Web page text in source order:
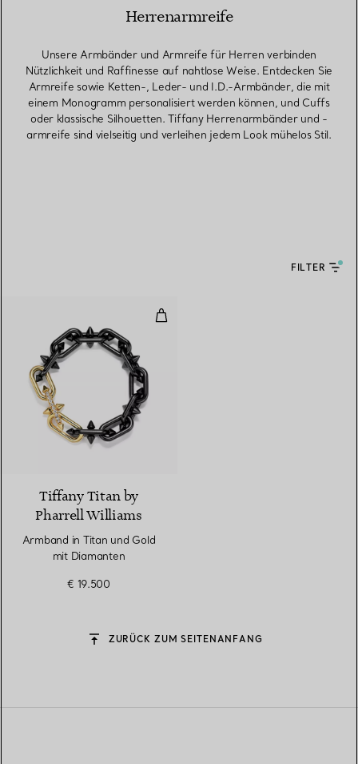
Herrenarmreife
Unsere Armbänder und Armreife für Herren verbinden
Nützlichkeit und Raffinesse auf nahtlose Weise. Entdecken Sie
Armreife sowie Ketten-, Leder- und I.D.-Armbänder, die mit
einem Monogramm personalisiert werden können, und Cuffs
oder klassische Silhouetten. Tiffany Herrenarmbänder und -
armreife sind vielseitig und verleihen jedem Look mühelos Stil.
FILTER
Armband in Titan und Gold mit
Tiffany Titan by
Pharrell Williams
Armband in Titan und Gold
mit Diamanten
€ 19.500
ZURÜCK ZUM SEITENANFANG